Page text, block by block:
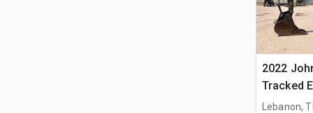
2022
Tracked
Lebanon,